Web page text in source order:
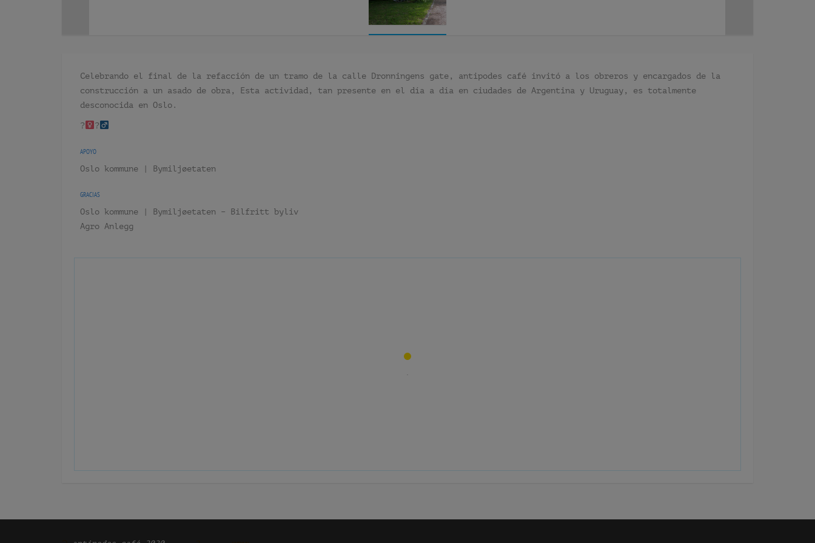
Celebrando el final de la refacción de un tramo de la calle Dronningens gate, antipodes café invitó a los obreros y encargados de la
construcción a un asado de obra, Esta actividad, tan presente en el día a día en ciudades de Argentina y Uruguay, es totalmente
desconocida en Oslo.
?‍ ?‍
APOYO
Oslo kommune | Bymiljøetaten
GRACIAS
Oslo kommune | Bymiljøetaten – Bilfritt byliv
Agro Anlegg